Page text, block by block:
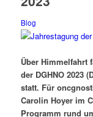
Blog
Über Himmelfahrt
der DGHNO 2023
statt. Für
Carolin Hoyer im
Programm rund